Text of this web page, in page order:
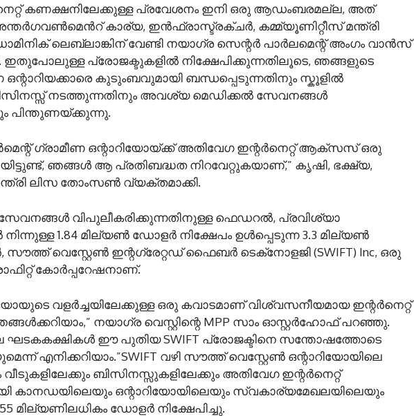
കണക്ഷനിലേക്കുള്ള പ്രവേശനം ഇനി ഒരു ആഡംബരമല്ല, അത്
കാര്യ, ഇൻഫ്രാസ്ട്രക്ചർ, കമ്മ്യൂണിറ്റീസ് മന്ത്രി
ലെബ്ലാങ്കിന് വേണ്ടി നയാഗ്ര സെന്റർ പാർലമെന്റ് അംഗം വാൻസ്
പ്രോജക്ടുകളിൽ നിക്ഷേപിക്കുന്നതിലൂടെ, ഞങ്ങളുടെ
ഒന്റാറിയക്കാരെ കുടുംബവുമായി ബന്ധപ്പെടുന്നതിനും സ്കൂളിൽ
നടത്തുന്നതിനും അവശ്യ മെഡിക്കൽ സേവനങ്ങൾ
പിന്തുണയ്ക്കുന്നു.
ഗ്രാമീണ ഒന്റാറിയോയ്ക്ക് അതിവേഗ ഇന്റർനെറ്റ് ആക്സസ് ഒരു
ഞങ്ങൾ ആ പ്രതിബദ്ധത നിറവേറ്റുകയാണ്,” കൃഷി, ഭക്ഷ്യ,
ലിസ തോംസൺ വ്യക്തമാക്കി.
വിപുലീകരിക്കുന്നതിനുള്ള ഫെഡറൽ, പ്രവിശ്യാ
1.84 മില്യൺ ഡോളർ നിക്ഷേപം ഉൾപ്പെടുന്ന 3.3 മില്യൺ
സൗത്ത് വെസ്റ്റേൺ ഇന്റഗ്രേറ്റഡ് ഫൈബർ ടെക്‌നോളജി (SWIFT) Inc, ഒരു
കോർപ്പറേഷനാണ്.
വളർച്ചയിലേക്കുള്ള ഒരു കവാടമാണ് വിശ്വസനീയമായ ഇന്റർനെറ്റ്
നയാഗ്ര വെസ്റ്റിന്റെ MPP സാം ഓസ്റ്റർഹോഫ് പറഞ്ഞു.
ഘടകകക്ഷികൾ ഈ പുതിയ SWIFT പ്രോജക്ടിനെ സന്തോഷത്തോടെ
എനിക്കറിയാം.”SWIFT വഴി സൗത്ത് വെസ്റ്റേൺ ഒന്റാറിയോയിലെ
വീടുകളിലേക്കും ബിസിനസ്സുകളിലേക്കും അതിവേഗ ഇന്റർനെറ്റ്
കാനഡയിലെയും ഒന്റാറിയോയിലെയും സ്വകാര്യമേഖലയിലെയും
മില്യണിലധികം ഡോളർ നിക്ഷേപിച്ചു.